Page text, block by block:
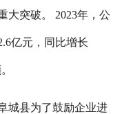
大突破。 2023年，公
亿元，同比增长
县为了鼓励企业进